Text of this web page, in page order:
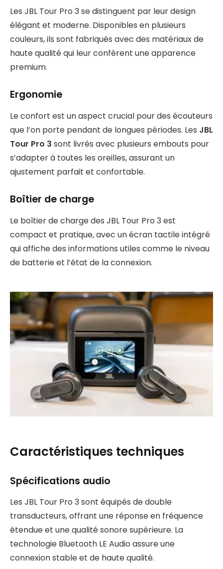
Les JBL Tour Pro 3 se distinguent par leur design
élégant et moderne. Disponibles en plusieurs
couleurs, ils sont fabriqués avec des matériaux de
haute qualité qui leur confèrent une apparence
premium.
Ergonomie
Le confort est un aspect crucial pour des écouteurs
que l’on porte pendant de longues périodes. Les JBL
Tour Pro 3 sont livrés avec plusieurs embouts pour
s’adapter à toutes les oreilles, assurant un
ajustement parfait et confortable.
Boîtier de charge
Le boîtier de charge des JBL Tour Pro 3 est
compact et pratique, avec un écran tactile intégré
qui affiche des informations utiles comme le niveau
de batterie et l’état de la connexion.
Caractéristiques techniques
Spécifications audio
Les JBL Tour Pro 3 sont équipés de double
transducteurs, offrant une réponse en fréquence
étendue et une qualité sonore supérieure. La
technologie Bluetooth LE Audio assure une
connexion stable et de haute qualité.